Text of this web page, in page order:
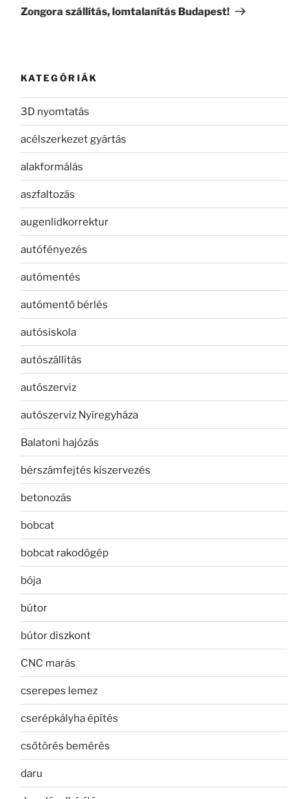
bejegyzés
Zongora szállítás, lomtalanítás Budapest!
KATEGÓRIÁK
3D nyomtatás
acélszerkezet gyártás
alakformálás
aszfaltozás
augenlidkorrektur
autófényezés
autómentés
autómentő bérlés
autósiskola
autószállítás
autószerviz
autószerviz Nyíregyháza
Balatoni hajózás
bérszámfejtés kiszervezés
betonozás
bobcat
bobcat rakodógép
bója
bútor
bútor diszkont
CNC marás
cserepes lemez
cserépkályha építés
csőtörés bemérés
daru